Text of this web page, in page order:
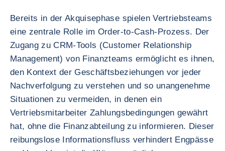
Bereits in der Akquisephase spielen Vertriebsteams
eine zentrale Rolle im Order‑to‑Cash‑Prozess. Der
Zugang zu CRM-Tools (Customer Relationship
Management) von Finanzteams ermöglicht es ihnen,
den Kontext der Geschäftsbeziehungen vor jeder
Nachverfolgung zu verstehen und so unangenehme
Situationen zu vermeiden, in denen ein
Vertriebsmitarbeiter Zahlungsbedingungen gewährt
hat, ohne die Finanzabteilung zu informieren. Dieser
reibungslose Informationsfluss verhindert Engpässe